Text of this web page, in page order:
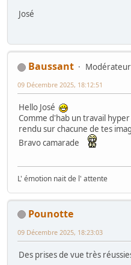
José
Baussant
Modérateur
09 Décembre 2025, 18:12:51
Hello José
Comme d'hab un travail
rendu sur chacune de tes
Bravo camarade
L' émotion nait de l' attente
Pounotte
09 Décembre 2025, 18:23:03
Des prises de vue très